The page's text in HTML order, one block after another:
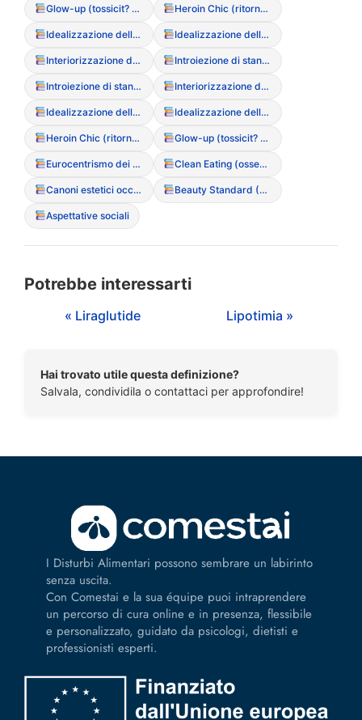
Glow-up (tossicit? della trasformazione fisica rapida) Heroin Chic (ritorno dei trend estetici anni ’90)
Idealizzazione della magrezza Idealizzazione della magrezza (Media)
Interiorizzazione dello stigma di peso Introiezione di standard estetici
Introiezione di standard estetici Interiorizzazione dello stigma di peso
Idealizzazione della magrezza (Media) Idealizzazione della magrezza
Heroin Chic (ritorno dei trend estetici anni ’90) Glow-up (tossicit? della trasformazione fisica rapida)
Eurocentrismo dei canoni estetici Clean Eating (ossessione culturale per il cibo “puro”)
Canoni estetici occidentali Beauty Standard (Standard di bellezza)
Aspettative sociali
Potrebbe interessarti
« Liraglutide Lipotimia »
Hai trovato utile questa definizione?
Salvala, condividila o contattaci per approfondire!
I Disturbi Alimentari possono sembrare un labirinto
senza uscita.
Con Comestai e la sua équipe puoi intraprendere
un percorso di cura online e in presenza, flessibile
e personalizzato, guidato da psicologi, dietisti e
professionisti esperti.